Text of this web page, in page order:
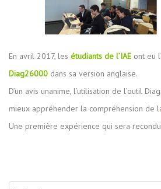
En avril 2017, les étudiants de l’IAE ont eu
Diag26000 dans sa version anglaise.
D’un avis unanime, l’utilisation de l’outil
mieux appréhender la compréhension de
Une première expérience qui sera